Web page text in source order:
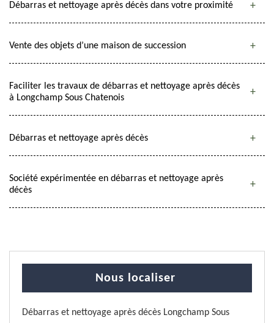
Débarras et nettoyage après décès dans votre proximité
Vente des objets d’une maison de succession
Faciliter les travaux de débarras et nettoyage après décès
à Longchamp Sous Chatenois
Débarras et nettoyage après décès
Société expérimentée en débarras et nettoyage après
décès
Nous localiser
Débarras et nettoyage après décès Longchamp Sous